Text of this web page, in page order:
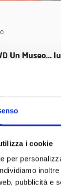
i cookie
per
pubblicità e
0
Un Museo…